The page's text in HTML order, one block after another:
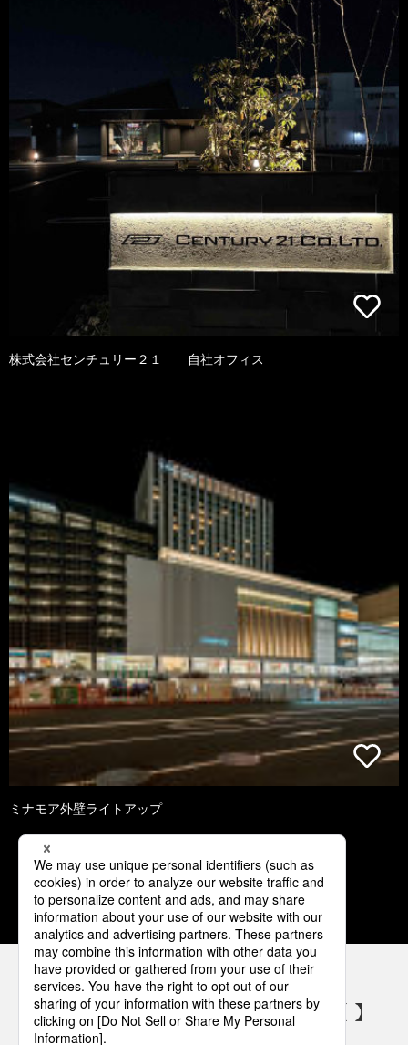
株式会社センチュリー２１ 自社オフィス
ミナモア外壁ライトアップ
1 2 3 4 5
パナソニックの電気設備 SNSアカウント